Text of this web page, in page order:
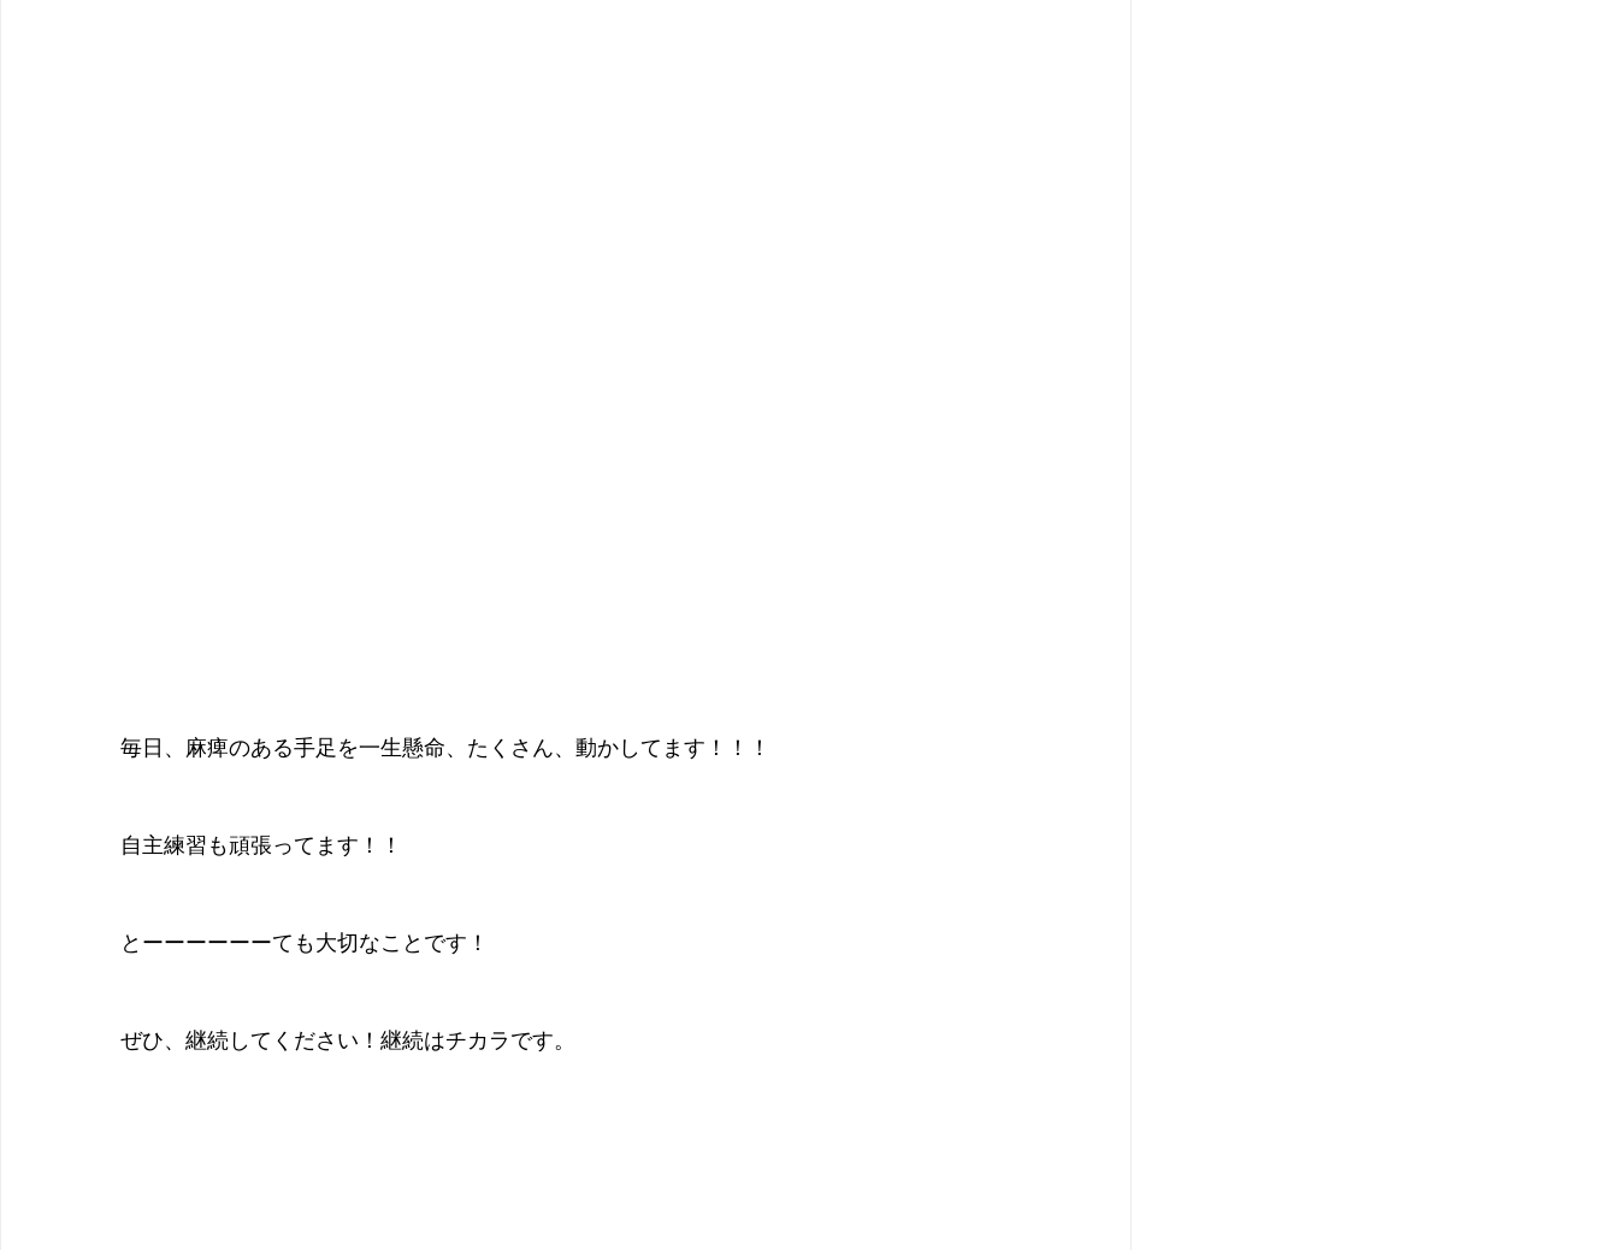
毎日、麻痺のある手足を一生懸命、たくさん、動かしてます！！！
自主練習も頑張ってます！！
とーーーーーーても大切なことです！
ぜひ、継続してください！継続はチカラです。